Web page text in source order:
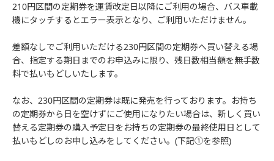
210円区間の定期券を運賃改定日以降にご利用の場合、バス車載
機にタッチするとエラー表示となり、ご利用いただけません。
差額なしでご利用いただける230円区間の定期券へ買い替える場
合、指定する期日までのお申込みに限り、残日数相当額を無手数
料で払いもどしいたします。
なお、230円区間の定期券は既に発売を行っております。お持ち
の定期券から日を空けずにご使用になりたい場合は、新しく買い
替える定期券の購入予定日をお持ちの定期券の最終使用日として
払いもどしのお申し込みをしてください。(下記①を参照)